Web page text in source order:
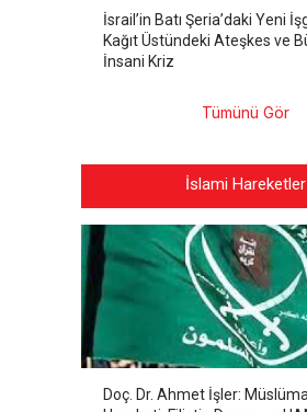
İsrail’in Batı Şeria’daki Yeni
Kağıt Üstündeki Ateşkes ve
İnsani Kriz
Tümünü Gör
İslami Hareketler
Doç. Dr. Ahmet İşler: